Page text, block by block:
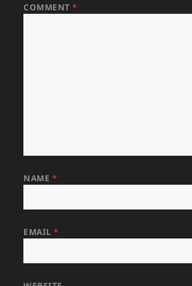
COMMENT*
NAME *
EMAIL*